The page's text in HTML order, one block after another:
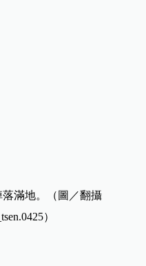
滿地。（圖／翻攝
）